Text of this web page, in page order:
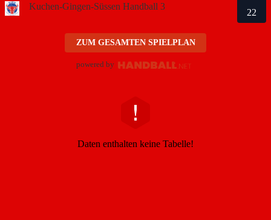
Kuchen-Gingen-Süssen Handball 3
22
ZUM GESAMTEN SPIELPLAN
powered by
Daten enthalten keine Tabelle!